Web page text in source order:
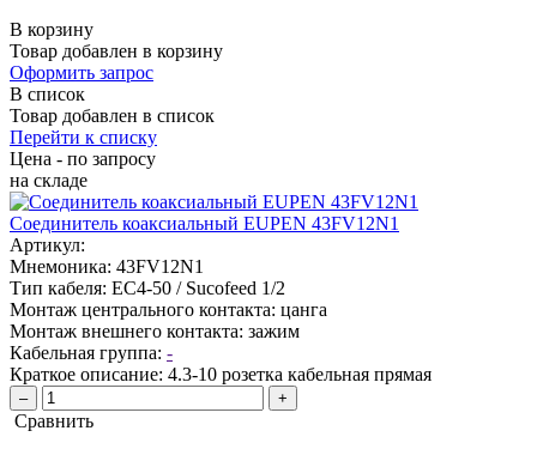
В корзину
Товар добавлен в корзину
Оформить запрос
В список
Товар добавлен в список
Перейти к списку
Цена - по запросу
на складе
Соединитель коаксиальный EUPEN 43FV12N1
Артикул:
Мнемоника: 43FV12N1
Тип кабеля: EC4-50 / Sucofeed 1/2
Монтаж центрального контакта: цанга
Монтаж внешнего контакта: зажим
Кабельная группа: -
Краткое описание: 4.3-10 розетка кабельная прямая
– +
Сравнить